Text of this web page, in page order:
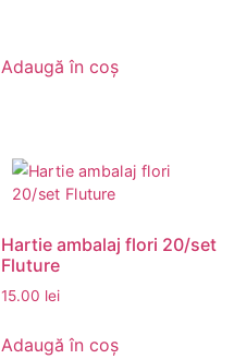
Adaugă în coș
Hartie ambalaj flori 20/set
Fluture
15.00 lei
Adaugă în coș